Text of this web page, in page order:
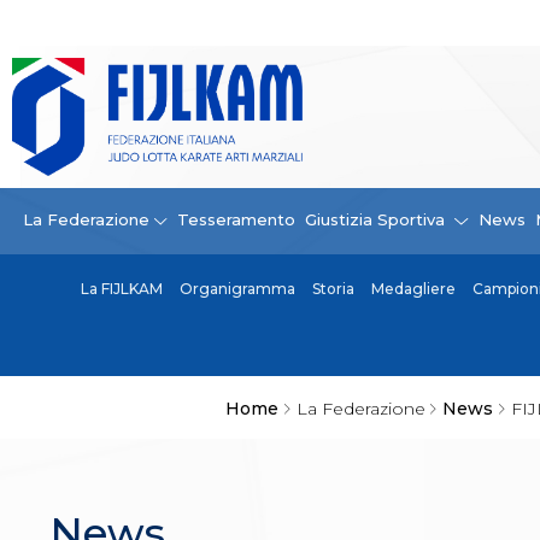
La Federazione Tesseramento Giustizia Sportiva News
La FIJLKAM Organigramma Storia Medagliere
Home La Federazione News
La Federazione
La FIJLKAM
Organigramma
Storia
Campioni di tutti i tempi
News
Convenzioni
Contatti
Safeguarding Policy